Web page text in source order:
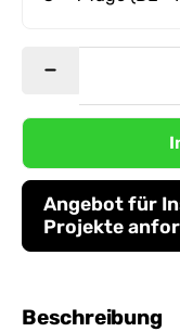
Angebot für
Projekte
Beschreibung